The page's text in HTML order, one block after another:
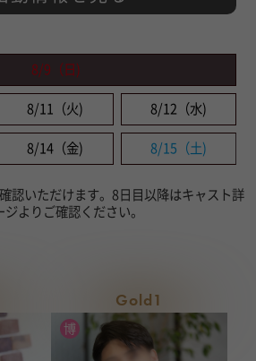
8/9（日)
8/11（火) 8/12（水)
8/14（金) 8/15（土)
認いただけます。8日目以降はキャスト詳
ジよりご確認ください。
Gold1
博